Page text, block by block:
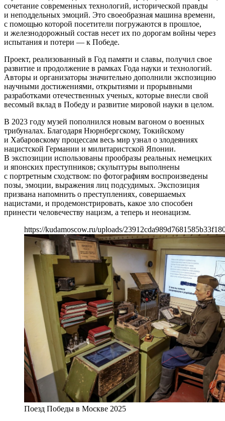
сочетание современных технологий, исторической правды
и неподдельных эмоций. Это своеобразная машина времени,
с помощью которой посетители погружаются в прошлое,
и железнодорожный состав несет их по дорогам войны через
испытания и потери — к Победе.
Проект, реализованный в Год памяти и славы, получил свое
развитие и продолжение в рамках Года науки и технологий.
Авторы и организаторы значительно дополнили экспозицию
научными достижениями, открытиями и прорывными
разработками отечественных ученых, которые внесли свой
весомый вклад в Победу и развитие мировой науки в целом.
В 2023 году музей пополнился новым вагоном о военных
трибуналах. Благодаря Нюрнбергскому, Токийскому
и Хабаровскому процессам весь мир узнал о злодеяниях
нацистской Германии и милитаристской Японии.
В экспозиции использованы прообразы реальных немецких
и японских преступников; скульптуры выполнены
с портретным сходством: по фотографиям воспроизведены
позы, эмоции, выражения лиц подсудимых. Экспозиция
призвана напомнить о преступлениях, совершаемых
нацистами, и продемонстрировать, какое зло способен
принести человечеству нацизм, а теперь и неонацизм.
https://kudamoscow.ru/uploads/
Поезд Победы в Москве 2025